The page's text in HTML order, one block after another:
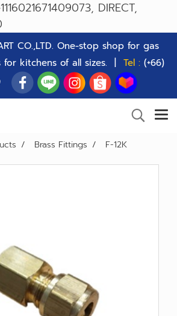
DIRECT,
CO.,LTD. One-stop shop for gas
for kitchens of all sizes. | Tel : (+66)
Brass Fittings F-12K